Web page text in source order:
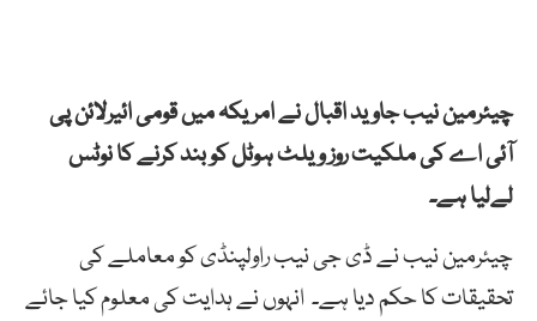
چیئرمین نیب جاوید اقبال نے امریکہ میں قومی ائیرلائن پی
آئی اے کی ملکیت روز ویلٹ ہوٹل کو بند کرنے کا نوٹس
لےلیا ہے۔
چیئرمین نیب نے ڈی جی نیب راولپنڈی کو معاملے کی
تحقیقات کا حکم دیا ہے۔ انہوں نے ہدایت کی معلوم کیا جائے